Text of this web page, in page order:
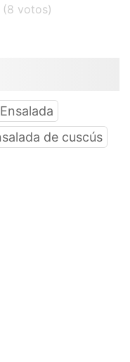
Ensalada
de cuscús